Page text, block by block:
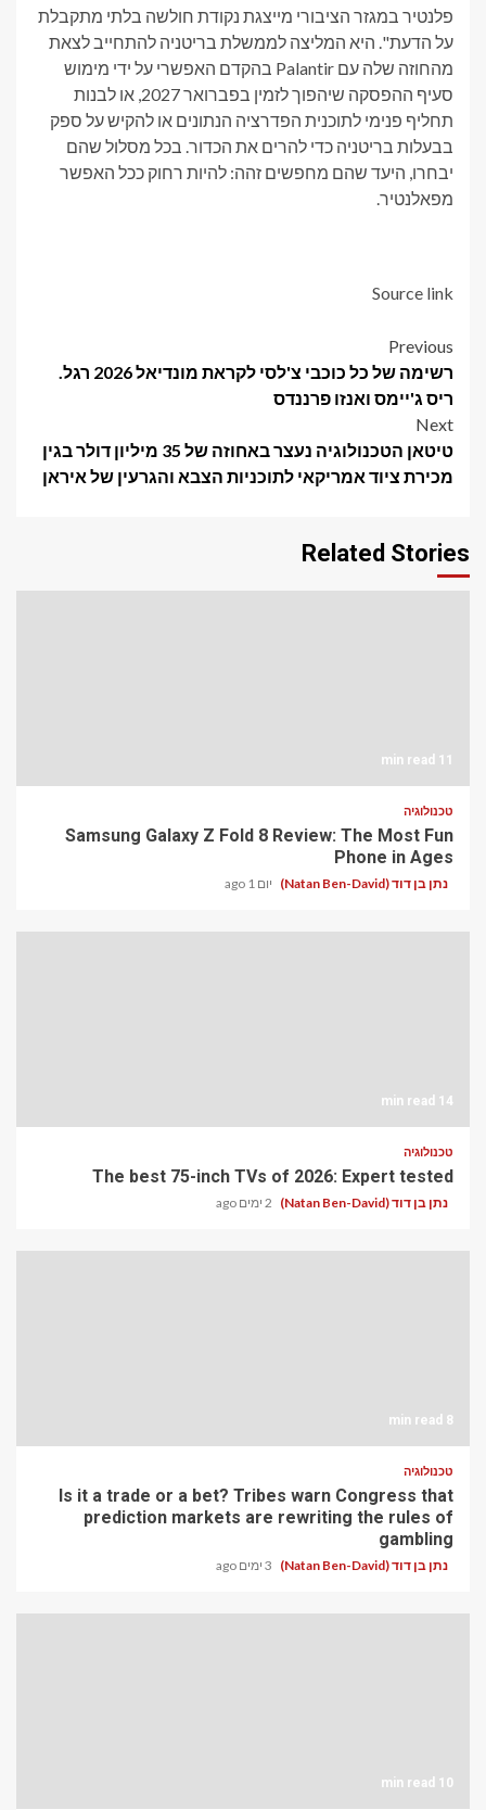
פלנטיר במגזר הציבורי מייצגת נקודת חולשה בלתי מתקבלת
על הדעת". היא המליצה לממשלת בריטניה להתחייב לצאת
מהחוזה שלה עם Palantir בהקדם האפשרי על ידי מימוש
סעיף ההפסקה שיהפוך לזמין בפברואר 2027, או לבנות
תחליף פנימי לתוכנית הפדרציה הנתונים או להקיש על ספק
בבעלות בריטניה כדי להרים את הכדור. בכל מסלול שהם
יבחרו, היעד שהם מחפשים זהה: להיות רחוק ככל האפשר
מפאלנטיר.
Source link
Post
navigation
Previous
רשימה של כל כוכבי צ'לסי לקראת מונדיאל 2026 רגל.
ריס ג'יימס ואנזו פרננדס
Next
טיטאן הטכנולוגיה נעצר באחוזה של 35 מיליון דולר בגין
מכירת ציוד אמריקאי לתוכניות הצבא והגרעין של איראן
Related Stories
11 min read
טכנולוגיה
Samsung Galaxy Z Fold 8 Review: The Most Fun
Phone in Ages
נתן בן דוד (Natan Ben-David) יום 1 ago
14 min read
טכנולוגיה
The best 75-inch TVs of 2026: Expert tested
נתן בן דוד (Natan Ben-David) 2 ימים ago
8 min read
טכנולוגיה
Is it a trade or a bet? Tribes warn Congress that
prediction markets are rewriting the rules of
gambling
נתן בן דוד (Natan Ben-David) 3 ימים ago
10 min read